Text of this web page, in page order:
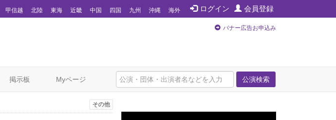
ログイン 会員登録
甲信越 北陸 東海 近畿 中国 四国 九州 沖縄 海外
バナー広告お申込み
公演検索
掲示板 Myページ
その他